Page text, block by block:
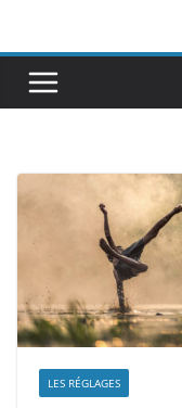
contenu
LES RÉGLAGES